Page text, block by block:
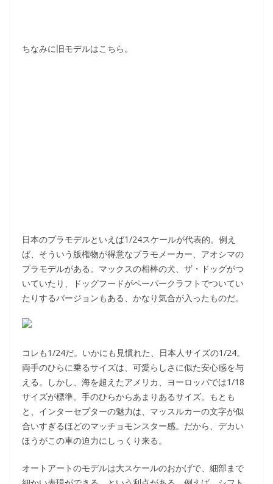
ちなみに旧モデルはこちら。
日本のプラモデルといえば1/24スケールが代表的。例え
ば、そういう版権物が得意なプラモメーカー、アオシマの
プラモデルがある。マックスの相棒の犬、ザ・ドッグがつ
いていたり、ドッグフードがペーパークラフトでついてい
たりするバージョンもある、かなり気合が入ったものだ。
コレも1/24だ。いかにも見慣れた、日本人サイズの1/24。
両手のひらに乗るサイズは、可愛らしさに似た安心感を与
える。しかし、海を超えたアメリカ、ヨーロッパでは1/18
サイズが標準。手のひらからあまりあるサイズ。もとも
と、インターセプターの魅力は、マッスルカーの文字が似
合いすぎるほどのマッチョモンスター感。だから、デカい
ほうがこの車の迫力にしっくり来る。
オートアートのモデルは大スケールのおかげで、細部まで